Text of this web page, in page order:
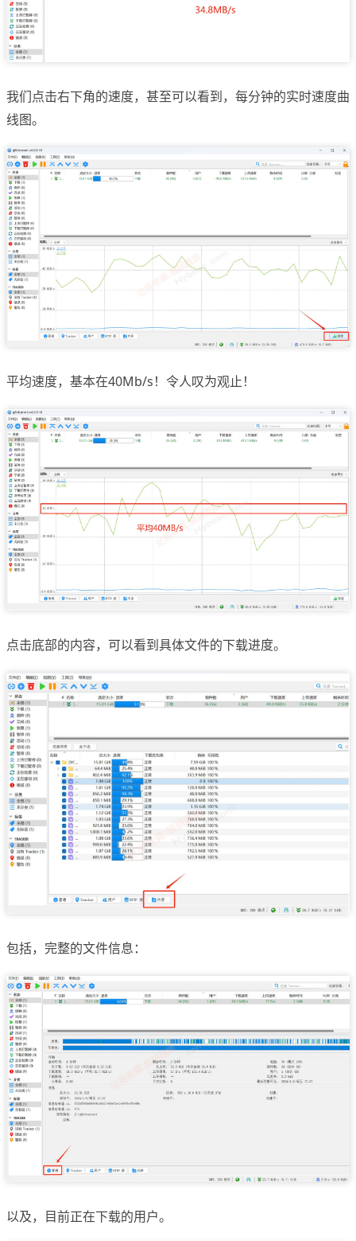
我们点击右下角的速度，甚至可以看到，每分钟的实时速度曲
线图。
平均速度，基本在40Mb/s！令人叹为观止！
点击底部的内容，可以看到具体文件的下载进度。
包括，完整的文件信息：
以及，目前正在下载的用户。